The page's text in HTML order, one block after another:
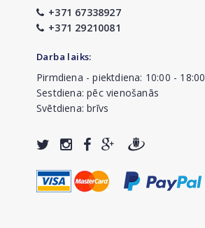
+371 67338927
+371 29210081
Darba laiks:
Pirmdiena - piektdiena: 10:00 - 18:00
Sestdiena: pēc vienošanās
Svētdiena: brīvs